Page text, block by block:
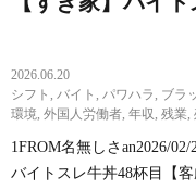
2026.06.20
シフト , バイト , パワハラ , ブラ
環境, 外国人労働者, 年収, 残業,
1FROM名無しさan2026/
バイトスレ牛丼48杯目【